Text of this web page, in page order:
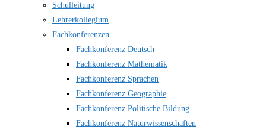
Schulleitung
Lehrerkollegium
Fachkonferenzen
Fachkonferenz Deutsch
Fachkonferenz Mathematik
Fachkonferenz Sprachen
Fachkonferenz Geographie
Fachkonferenz Politische Bildung
Fachkonferenz Naturwissenschaften